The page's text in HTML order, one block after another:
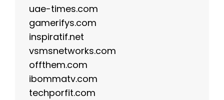
uae-times.com
gamerifys.com
inspiratif.net
vsmsnetworks.com
offthem.com
ibommatv.com
techporfit.com